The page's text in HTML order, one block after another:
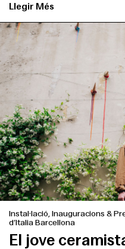
Llegir Més
Instal·lació, Inauguracions &
d’Italia Barcellona
El jove